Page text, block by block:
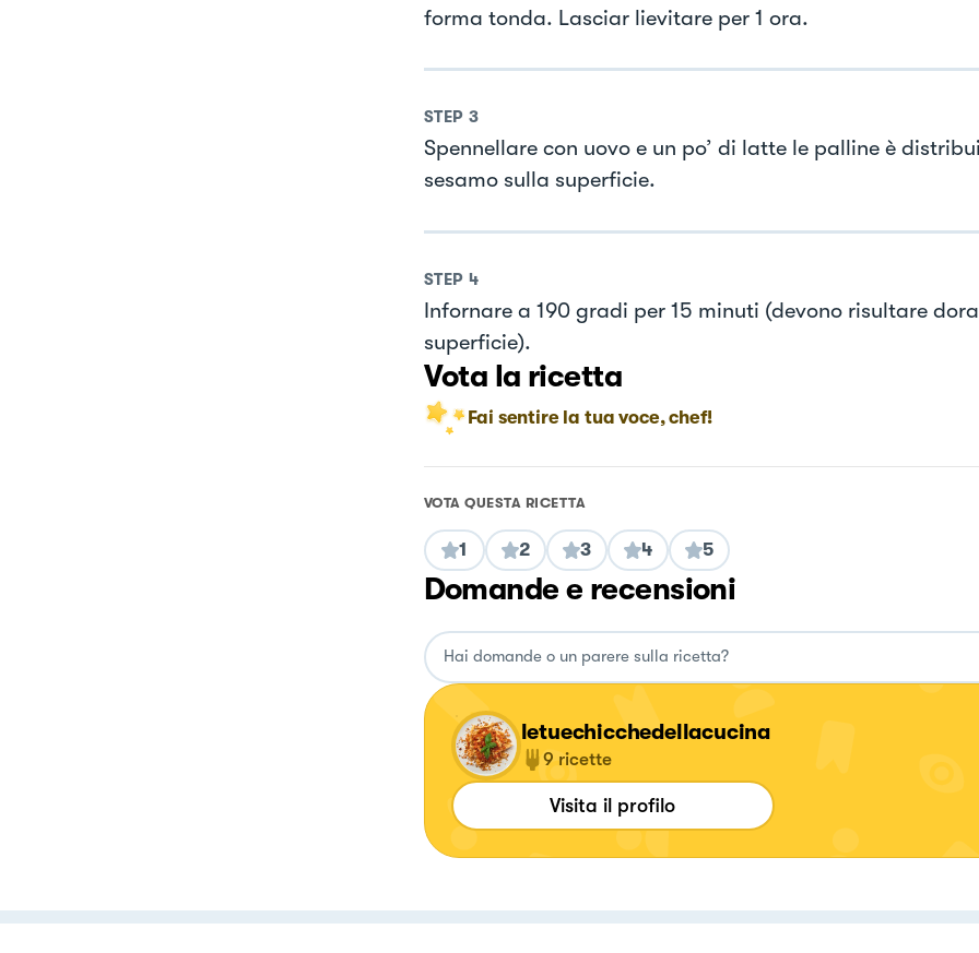
forma tonda. Lasciar lievitare per 1 ora.
STEP 3
Spennellare con uovo e un po’ di latte le palline è
sesamo sulla superficie.
STEP 4
Infornare a 190 gradi per 15 minuti (devono risultare
superficie).
Vota la ricetta
Fai sentire la tua voce, chef!
VOTA QUESTA RICETTA
1 2 3 4 5
Domande e recensioni
letuechicchedellacucina
9 ricette
Visita il profilo